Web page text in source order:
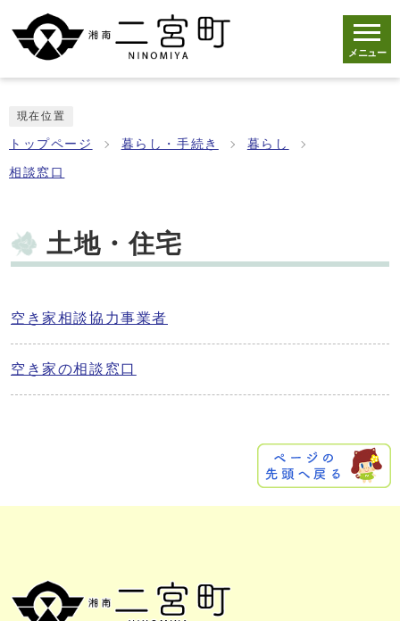
メニュー
現在位置
トップページ 暮らし・手続き 暮らし
相談窓口
土地・住宅
空き家相談協力事業者
空き家の相談窓口